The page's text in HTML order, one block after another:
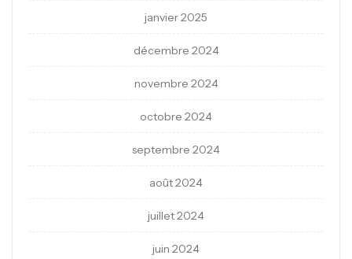
janvier 2025
décembre 2024
novembre 2024
octobre 2024
septembre 2024
août 2024
juillet 2024
juin 2024